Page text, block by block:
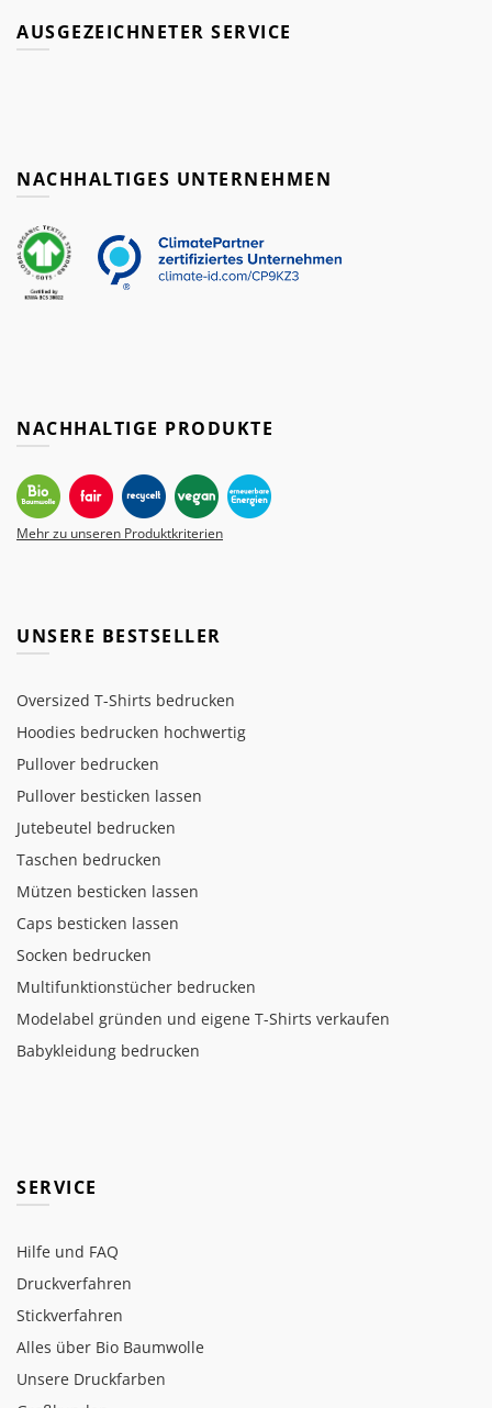
AUSGEZEICHNETER SERVICE
NACHHALTIGES UNTERNEHMEN
NACHHALTIGE PRODUKTE
Mehr zu unseren Produktkriterien
UNSERE BESTSELLER
Oversized T-Shirts bedrucken
Hoodies bedrucken hochwertig
Pullover bedrucken
Pullover besticken lassen
Jutebeutel bedrucken
Taschen bedrucken
Mützen besticken lassen
Caps besticken lassen
Socken bedrucken
Multifunktionstücher bedrucken
Modelabel gründen und eigene T-Shirts verkaufen
Babykleidung bedrucken
SERVICE
Hilfe und FAQ
Druckverfahren
Stickverfahren
Alles über Bio Baumwolle
Unsere Druckfarben